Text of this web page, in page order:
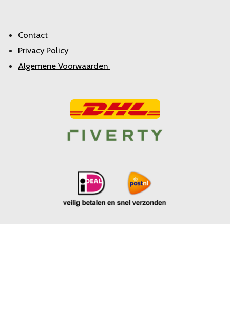
Contact
Privacy Policy
Algemene Voorwaarden